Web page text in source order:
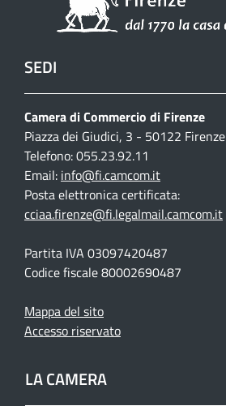
SEDI
Camera di Commercio di Firenze
Piazza dei Giudici, 3 - 50122 Firenze
Telefono: 055.23.92.11
Email: info@fi.camcom.it
Posta elettronica certificata:
cciaa.firenze@fi.legalmail.camcom.it
Partita IVA 03097420487
Codice fiscale 80002690487
Mappa del sito
Accesso riservato
LA CAMERA